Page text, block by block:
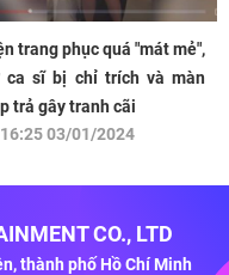
trang phục quá "mát mẻ",
ca sĩ bị chỉ trích và màn
trả gây tranh cãi
16:25 03/01/2024
CO., LTD
thành phố Hồ Chí Minh